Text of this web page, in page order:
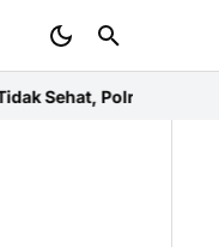
Warga Pakai Masker